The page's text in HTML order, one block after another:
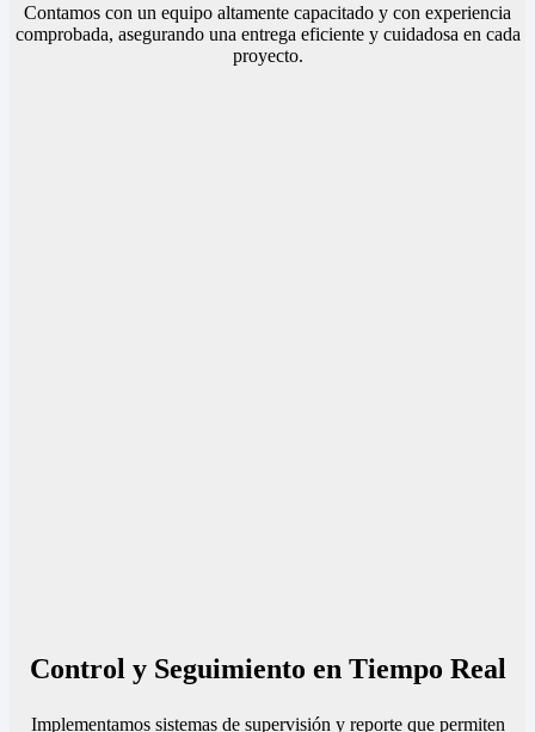
Contamos con un equipo altamente capacitado y con experiencia
comprobada, asegurando una entrega eficiente y cuidadosa en cada
proyecto.
Control y Seguimiento en Tiempo Real
Implementamos sistemas de supervisión y reporte que permiten